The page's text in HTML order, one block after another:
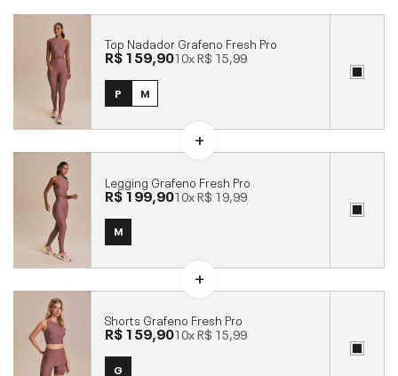
Top Nadador Grafeno Fresh Pro
R$ 159,9010xR$ 15,99
P M
Legging Grafeno Fresh Pro
R$ 199,9010xR$ 19,99
M
Shorts Grafeno Fresh Pro
R$ 159,9010xR$ 15,99
G